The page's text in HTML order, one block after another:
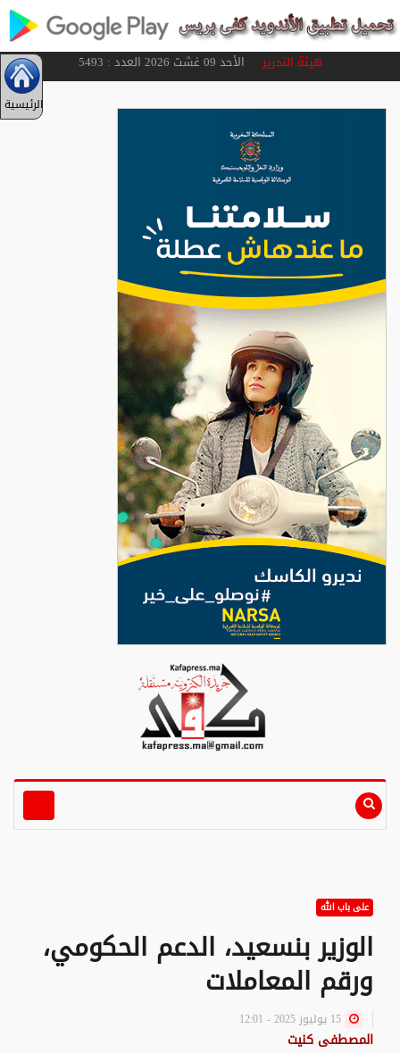
هيئة التحريرالأحد 09 غشت 2026 العدد : 5493
الرئيسية
على باب الله
الوزير بنسعيد، الدعم الحكومي،
ورقم المعاملات
المصطفى كنيت